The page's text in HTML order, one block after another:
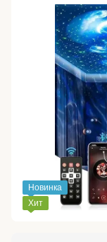
Новинка
Хит